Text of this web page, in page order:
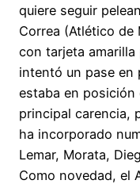
quiere seguir
Correa (Atlético de
con tarjeta
intentó un pase en
estaba en posición
principal carencia,
ha incorporado
Lemar, Morata,
Como novedad, el